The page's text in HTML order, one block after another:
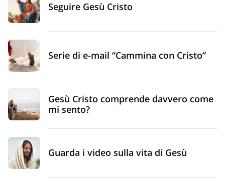
Seguire Gesù Cristo
Serie di e-mail “Cammina con Cristo”
Gesù Cristo comprende davvero come
mi sento?
Guarda i video sulla vita di Gesù